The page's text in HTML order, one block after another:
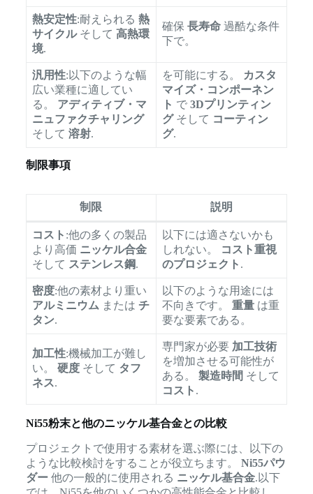
熱安定性:耐えられる 熱
サイクルそして 高熱環
境.
確保 長寿命過酷な条件
下で。
汎用性:以下のような幅
広い業種に適してい
る。 アディティブ・マ
ニュファクチャリング
そして 溶射.
を可能にする。
カスタ
マイズ・コンポーネン
ト で 3Dプリンティン
グそして コーティン
グ.
制限事項
制限 説明
コスト :他の多くの製品
より高価 ニッケル合金
そして ステンレス鋼.
以下には適さないかも
しれない。
コスト重視
のプロジェクト .
密度:他の素材より重い
アルミニウム または チ
タン.
以下のような用途には
不向きです。 重量は重
要な要素である。
加工性:機械加工が難し
い。 硬度そして タフ
ネス.
専門家が必要 加工技術
を増加させる可能性が
ある。 製造時間 そして
コスト .
Ni55粉末と他のニッケル基合金との比較
プロジェクトで使用する素材を選ぶ際には、以下の
ような比較検討をすることが役立ちます。 Ni55パウ
ダー他の一般的に使用される ニッケル基合金.以下